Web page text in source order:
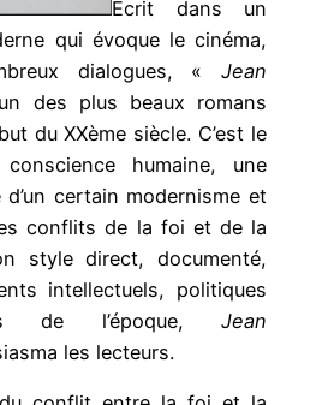
Écrit dans un
qui évoque le cinéma,
dialogues, « Jean
des plus beaux romans
du XXème siècle. C’est le
humaine, une
certain modernisme et
conflits de la foi et de la
style direct, documenté,
intellectuels, politiques
de l’époque, Jean
les lecteurs.